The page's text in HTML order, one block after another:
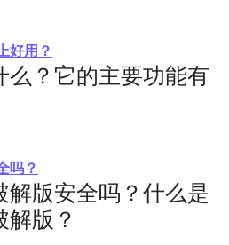
好用？
么？它的主要功能有
吗？
解版安全吗？什么是
版？